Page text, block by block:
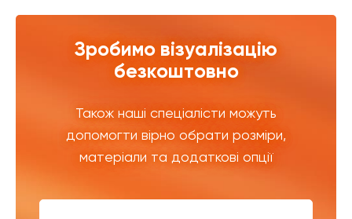
Зробимо візуалізацію
безкоштовно
Також наші спеціалісти можуть
допомогти вірно обрати розміри,
матеріали та додаткові опції